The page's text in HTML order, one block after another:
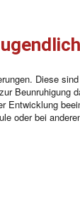
Diese
Beunruhigung
Entwicklung
oder bei